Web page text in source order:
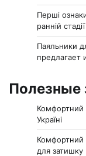
Перші
ранній стадії
Паяльники
предлагает
Полезные
Комфортний
Україні
Комфортний
для затишку